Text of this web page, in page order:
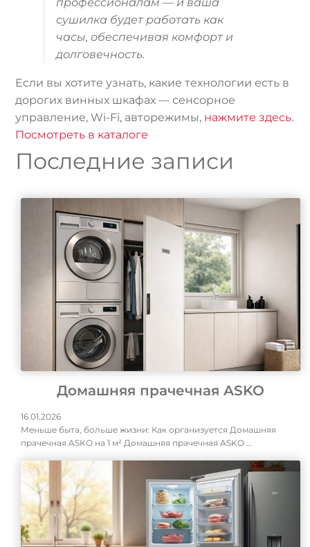
сушилка будет работать как
часы, обеспечивая комфорт и
долговечность.
Если вы хотите узнать, какие технологии есть в
дорогих винных шкафах — сенсорное
управление, Wi-Fi, авторежимы, нажмите здесь.
Посмотреть в каталоге
Последние записи
Домашняя прачечная ASKO
16.01.2026
Меньше быта, больше жизни: Как организуется Домашняя
прачечная ASKO на 1 м² Домашняя прачечная ASKO …